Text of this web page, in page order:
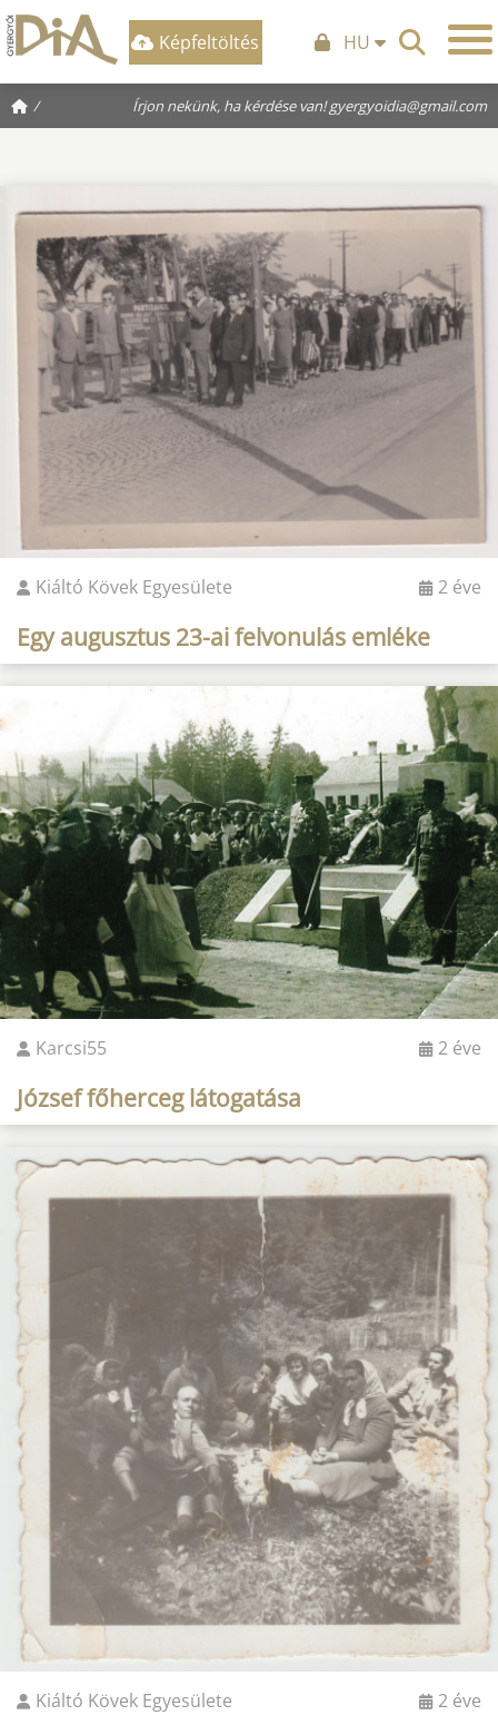
Képfeltöltés HU
/ Írjon nekünk, ha kérdése van!gyergyoidia@gmail.com
Kiáltó Kövek Egyesülete 2 éve
Egy augusztus 23-ai felvonulás emléke
Karcsi55 2 éve
József főherceg látogatása
Kiáltó Kövek Egyesülete 2 éve